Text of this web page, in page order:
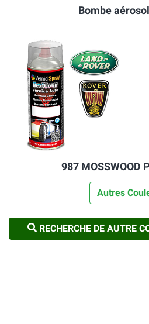
Bombe
987 MOSSWOOD
Autres
RECHERCHE DE AUTRE